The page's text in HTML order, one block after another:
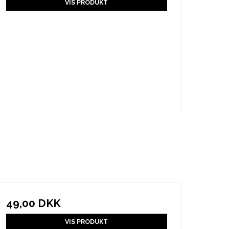
VIS PRODUKT
49,00 DKK
VIS PRODUKT